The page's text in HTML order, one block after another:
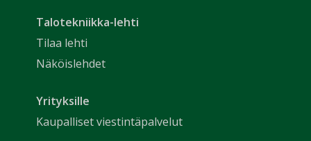
Talotekniikka-lehti
Tilaa lehti
Näköislehdet
Yrityksille
Kaupalliset viestintäpalvelut